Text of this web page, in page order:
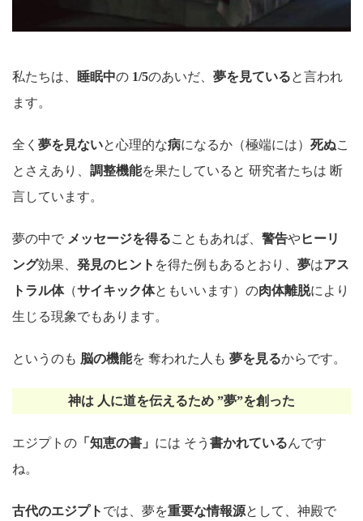
私たちは、 睡眠中の 1/5のあいだ、 夢を見ていると言われ
ます。
全く 夢を見ないと心理的な病になるか（極端には） 死ぬこ
とさえあり、 調整機能を果たしていると 研究者たちは 断
言しています。
夢の中で メッセージを得ることもあれば、 警告やヒーリ
ング効果、 発見のヒント を得た例もあるとおり、 夢はアス
トラル体（サイキック体ともいいます）の肉体離脱により
生じる現象でもあります。
というのも 脳の機能を 奪われた人も 夢を見るからです。
神は 人に道を伝えるため ”夢”を創った
エジプトの 「知恵の書」 には そう 書かれているんです
ね。
古代のエジプト では、夢を重要な情報源として、神殿で